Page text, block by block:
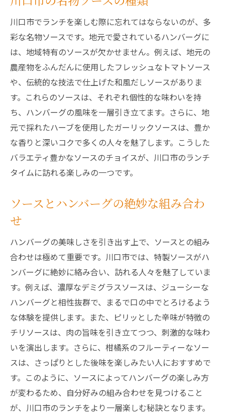
川口市でランチを楽しむ際に忘れてはならないのが、多
彩な名物ソースです。地元で愛されているハンバーグに
は、地域特有のソースが欠かせません。例えば、地元の
農産物をふんだんに使用したフレッシュなトマトソース
や、伝統的な技法で仕上げた和風だしソースがありま
す。これらのソースは、それぞれ個性的な味わいを持
ち、ハンバーグの風味を一層引き立てます。さらに、地
元で採れたハーブを使用したガーリックソースは、豊か
な香りと深いコクで多くの人々を魅了します。こうした
バラエティ豊かなソースのチョイスが、川口市のランチ
タイムに訪れる楽しみの一つです。
ソースとハンバーグの絶妙な組み合わ
せ
ハンバーグの美味しさを引き出す上で、ソースとの組み
合わせは極めて重要です。川口市では、特製ソースがハ
ンバーグに絶妙に絡み合い、訪れる人々を魅了していま
す。例えば、濃厚なデミグラスソースは、ジューシーな
ハンバーグと相性抜群で、まるで口の中でとろけるよう
な体験を提供します。また、ピリッとした辛味が特徴の
チリソースは、肉の旨味を引き立てつつ、刺激的な味わ
いを演出します。さらに、柑橘系のフルーティーなソー
スは、さっぱりとした後味を楽しみたい人におすすめで
す。このように、ソースによってハンバーグの楽しみ方
が変わるため、自分好みの組み合わせを見つけること
が、川口市のランチをより一層楽しむ秘訣となります。